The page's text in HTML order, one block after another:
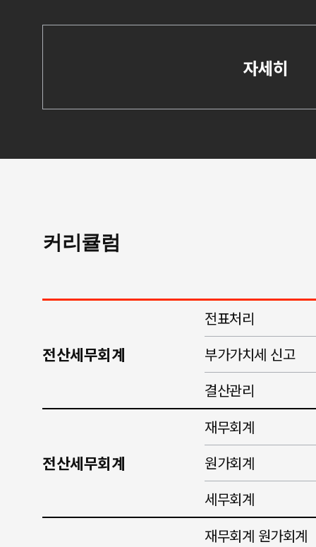
자세히
커리큘럼
전산세무회계
전표처리
부가가치세 신고
결산관리
전산세무회계
재무회계
원가회계
세무회계
재무회계 원가회계